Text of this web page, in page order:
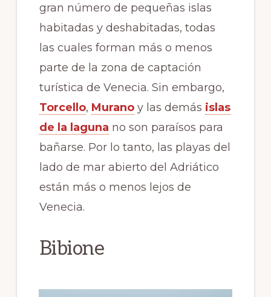
gran número de pequeñas islas
habitadas y deshabitadas, todas
las cuales forman más o menos
parte de la zona de captación
turística de Venecia. Sin embargo,
Torcello, Muranoy las demás islas
de la laguna no son paraísos para
bañarse. Por lo tanto, las playas del
lado de mar abierto del Adriático
están más o menos lejos de
Venecia.
Bibione